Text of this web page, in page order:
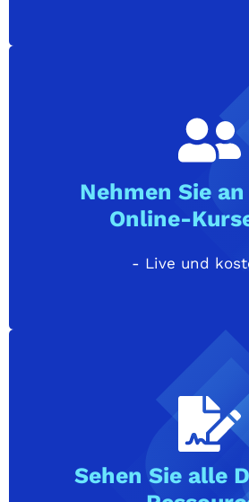
Nehmen Sie
Online-
- Live und
Sehen Sie alle